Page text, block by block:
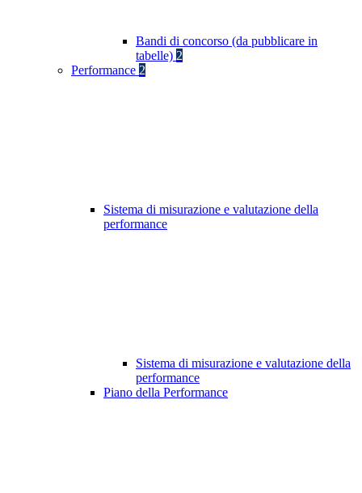
Bandi di concorso (da pubblicare in
tabelle) 2
Performance 2
Sistema di misurazione e valutazione della
performance
Sistema di misurazione e valutazione della
performance
Piano della Performance